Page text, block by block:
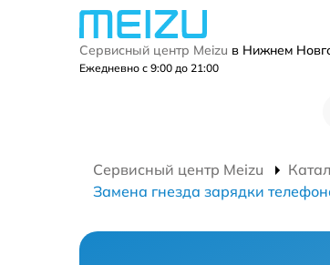
Сервисный центр Meizu в Нижнем
Ежедневно с 9:00 до 21:00
Сервисный центр Meizu
Замена гнезда зарядки